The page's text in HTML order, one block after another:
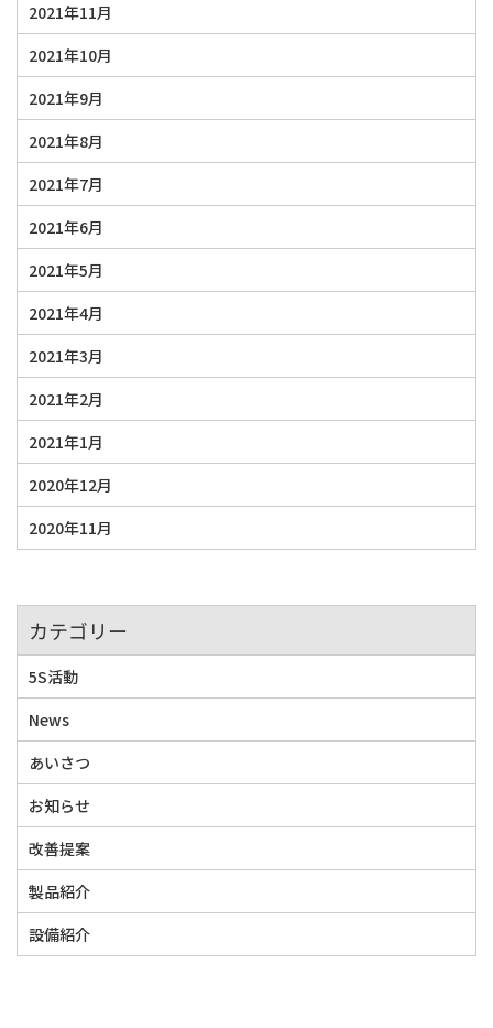
2021年11月
2021年10月
2021年9月
2021年8月
2021年7月
2021年6月
2021年5月
2021年4月
2021年3月
2021年2月
2021年1月
2020年12月
2020年11月
カテゴリー
5S活動
News
あいさつ
お知らせ
改善提案
製品紹介
設備紹介